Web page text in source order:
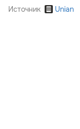
Источник Unian